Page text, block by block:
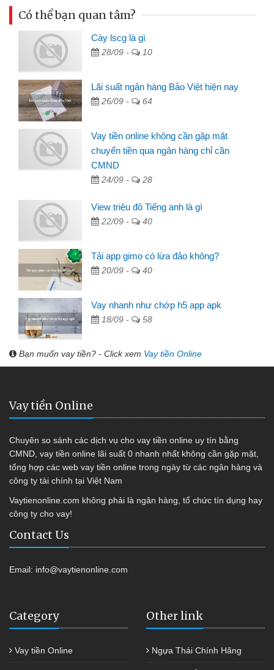
Có thể bạn quan tâm?
Cày lscg là gì
28/09 - 10
Lãi suất ngân hàng Bảo Việt hiện nay
26/09 - 64
Vay tiền online không cần gặp mặt
chuyển tiền qua ngân hàng chỉ cần
CMND
24/09 - 28
View triệu đô Tiếng anh là gì
22/09 - 40
Tải app gimo có lừa đảo không?
20/09 - 40
Vay nhanh như chớp h5 app apk
18/09 - 58
Bạn muốn vay tiền? - Click xem Vay tiền Online
Vay tiền Online
Chuyên so sánh các dịch vụ cho vay tiền online uy tín bằng
CMND, vay tiền online lãi suất 0 nhanh nhất không cần gặp mặt,
tổng hợp các web vay tiền online trong ngày từ các ngân hàng và
công ty tài chính tại Việt Nam
Vaytienonline.com không phải là ngân hàng, tổ chức tín dụng hay
công ty cho vay!
Contact Us
Email: info@vaytienonline.com
Category
Vay tiền Online
Other link
Ngựa Thái Chính Hãng